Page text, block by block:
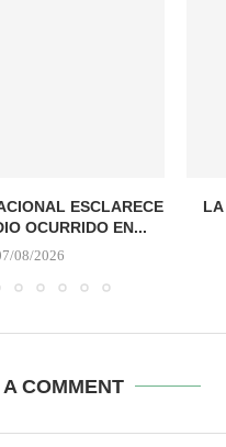
ESCLARECE
OCURRIDO EN...
08/2026
LA
COMMENT